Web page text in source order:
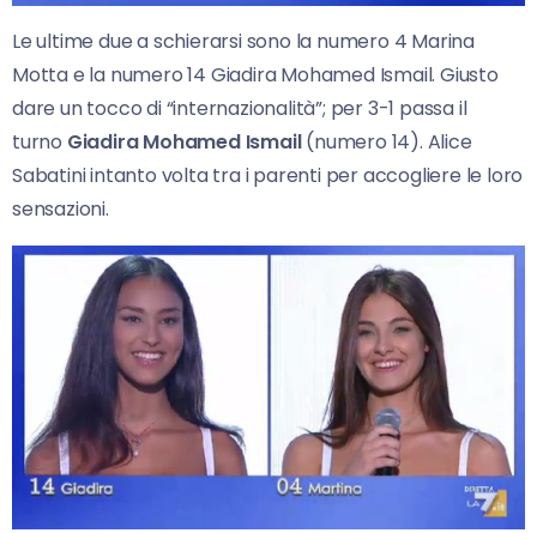
Le ultime due a schierarsi sono la numero 4 Marina
Motta e la numero 14 Giadira Mohamed Ismail. Giusto
dare un tocco di “internazionalità”; per 3-1 passa il
turno Giadira Mohamed Ismail(numero 14). Alice
Sabatini intanto volta tra i parenti per accogliere le loro
sensazioni.